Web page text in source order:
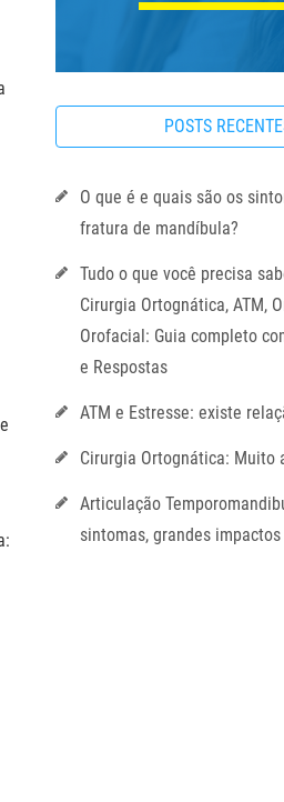
POSTS
O que é e quais são os
fratura de mandíbula?
Tudo o que você precisa
Cirurgia Ortognática, ATM,
Orofacial: Guia completo
e Respostas
ATM e Estresse: existe
Cirurgia Ortognática: Muito
Articulação
sintomas, grandes